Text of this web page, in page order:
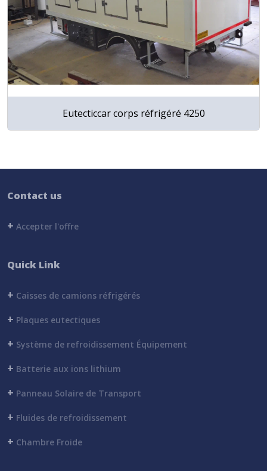
Eutecticcar corps réfrigéré 4250
Contact us
+ Accepter l'offre
Quick Link
+ Caisses de camions réfrigérés
+ Plaques eutectiques
+ Système de refroidissement Équipement
+ Batterie aux ions lithium
+ Panneau Solaire de Transport
+ Fluides de refroidissement
+ Chambre Froide